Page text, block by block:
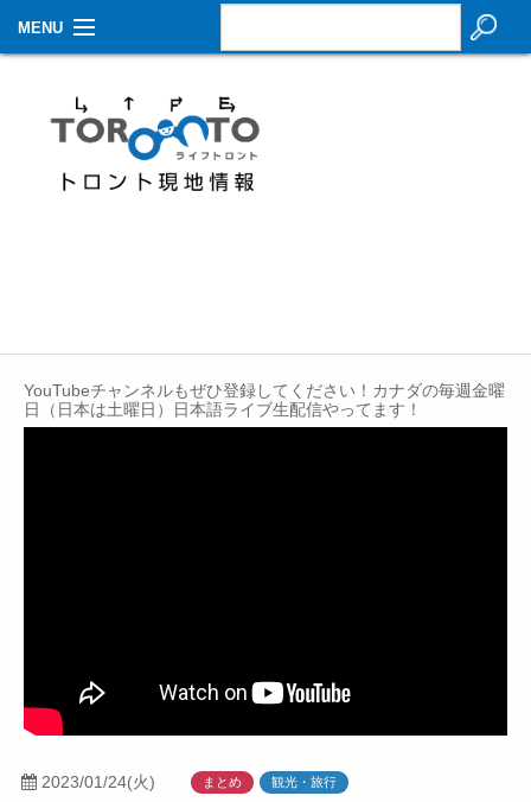
MENU
生活情報
その他
Contact
YouTubeチャンネルもぜひ登録してください！カナダの毎週金曜
日（日本は土曜日）日本語ライブ生配信やってます！
2023/01/24(火) まとめ 観光・旅行